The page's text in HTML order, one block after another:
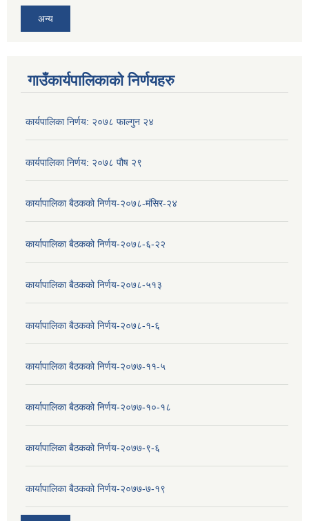
अन्य
गाउँकार्यपालिकाको निर्णयहरु
कार्यपालिका निर्णय: २०७८ फाल्गुन २४
कार्यपालिका निर्णय: २०७८ पौष २९
कार्यापालिका बैठकको निर्णय-२०७८-मंसिर-२४
कार्यापालिका बैठकको निर्णय-२०७८-६-२२
कार्यापालिका बैठकको निर्णय-२०७८-५१३
कार्यापालिका बैठकको निर्णय-२०७८-१-६
कार्यापालिका बैठकको निर्णय-२०७७-११-५
कार्यापालिका बैठकको निर्णय-२०७७-१०-१८
कार्यापालिका बैठकको निर्णय-२०७७-९-६
कार्यापालिका बैठकको निर्णय-२०७७-७-१९